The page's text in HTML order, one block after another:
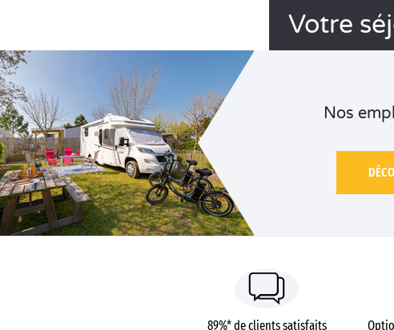
Votre
Nos
89%* de clients satisfaits